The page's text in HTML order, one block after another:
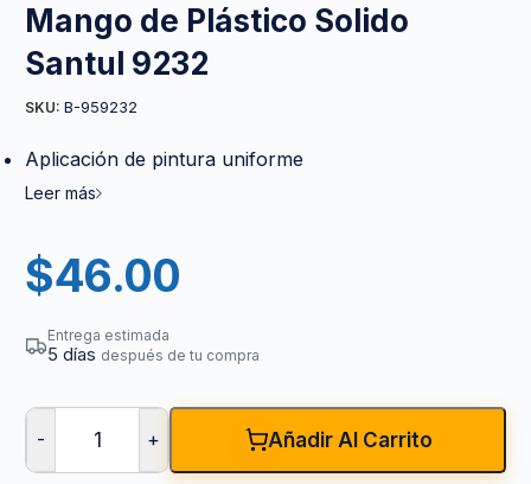
Mango de Plástico Solido
Santul 9232
SKU: B-959232
Aplicación de pintura uniforme
Leer más
$46.00
Entrega estimada
5 días después de tu compra
- + Añadir Al Carrito